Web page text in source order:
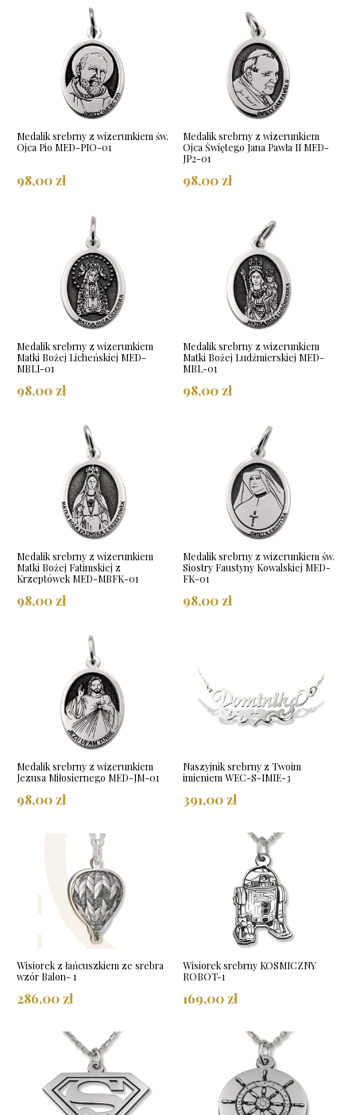
Medalik srebrny z wizerunkiem św.
Ojca Pio MED-PIO-01
98,00 zł
Medalik srebrny z wizerunkiem
Ojca Świętego Jana Pawła II MED-
JP2-01
98,00 zł
Medalik srebrny z wizerunkiem
Matki Bożej Licheńskiej MED-
MBLI-01
98,00 zł
Medalik srebrny z wizerunkiem
Matki Bożej Ludźmierskiej MED-
MBL-01
98,00 zł
Medalik srebrny z wizerunkiem
Matki Bożej Fatimskiej z
Krzeptówek MED-MBFK-01
98,00 zł
Medalik srebrny z wizerunkiem św.
Siostry Faustyny Kowalskiej MED-
FK-01
98,00 zł
Medalik srebrny z wizerunkiem
Jezusa Miłosiernego MED-JM-01
98,00 zł
Naszyjnik srebrny z Twoim
imieniem WEC-S-IMIE-3
391,00 zł
Wisiorek z łańcuszkiem ze srebra
wzór Balon- 1
286,00 zł
Wisiorek srebrny KOSMICZNY
ROBOT-1
169,00 zł